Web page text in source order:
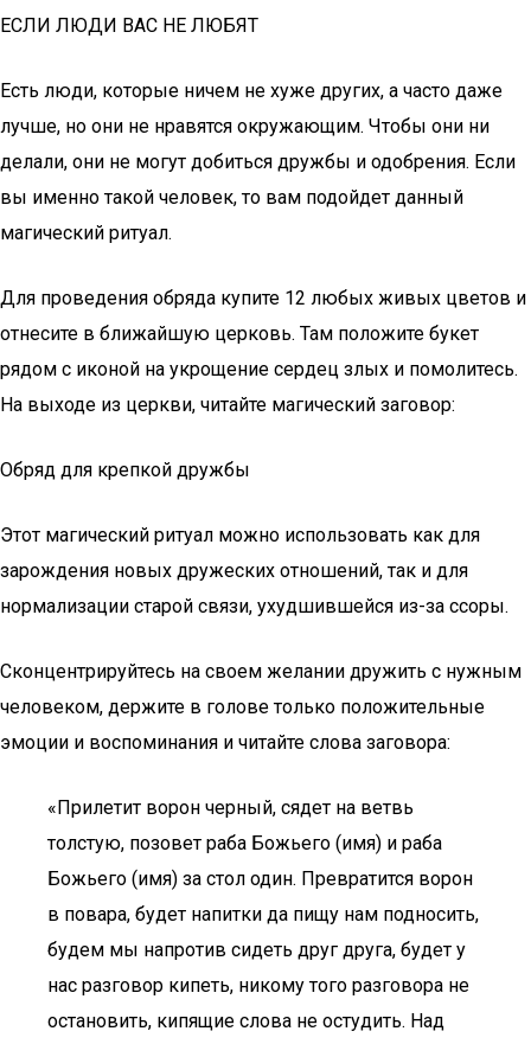
ЕСЛИ ЛЮДИ ВАС НЕ ЛЮБЯТ
Есть люди, которые ничем не хуже других, а часто даже
лучше, но они не нравятся окружающим. Чтобы они ни
делали, они не могут добиться дружбы и одобрения. Если
вы именно такой человек, то вам подойдет данный
магический ритуал.
Для проведения обряда купите 12 любых живых цветов и
отнесите в ближайшую церковь. Там положите букет
рядом с иконой на укрощение сердец злых и помолитесь.
На выходе из церкви, читайте магический заговор:
Обряд для крепкой дружбы
Этот магический ритуал можно использовать как для
зарождения новых дружеских отношений, так и для
нормализации старой связи, ухудшившейся из-за ссоры.
Сконцентрируйтесь на своем желании дружить с нужным
человеком, держите в голове только положительные
эмоции и воспоминания и читайте слова заговора:
«Прилетит ворон черный, сядет на ветвь
толстую, позовет раба Божьего (имя) и раба
Божьего (имя) за стол один. Превратится ворон
в повара, будет напитки да пищу нам подносить,
будем мы напротив сидеть друг друга, будет у
нас разговор кипеть, никому того разговора не
остановить, кипящие слова не остудить. Над